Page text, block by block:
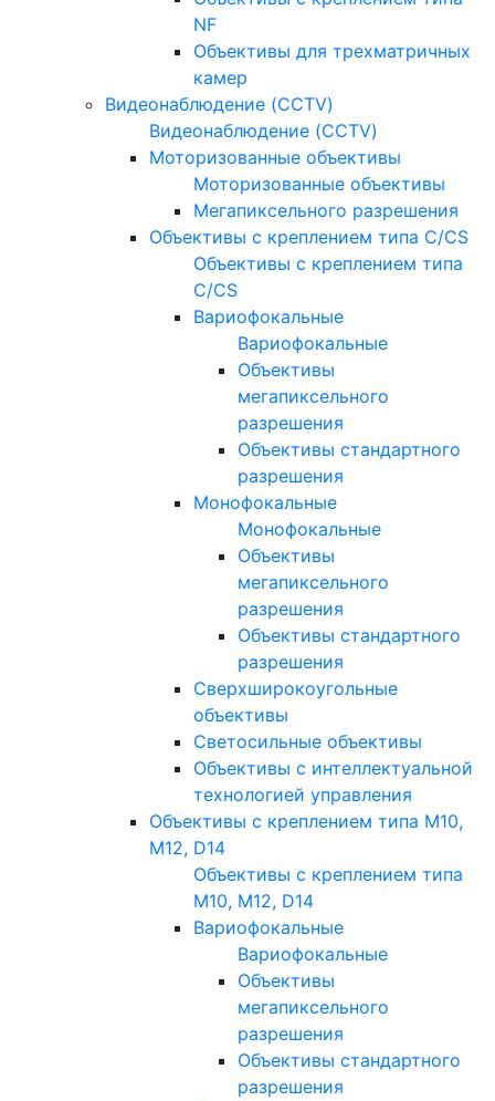
NF
Объективы для трехматричных
камер
Видеонаблюдение (CCTV)
Видеонаблюдение (CCTV)
Моторизованные объективы
Моторизованные объективы
Мегапиксельного разрешения
Объективы с креплением типа C/CS
Объективы с креплением типа
C/CS
Вариофокальные
Вариофокальные
Объективы
мегапиксельного
разрешения
Объективы стандартного
разрешения
Монофокальные
Монофокальные
Объективы
мегапиксельного
разрешения
Объективы стандартного
разрешения
Сверхширокоугольные
объективы
Светосильные объективы
Объективы с интеллектуальной
технологией управления
Объективы с креплением типа M10,
M12, D14
Объективы с креплением типа
M10, M12, D14
Вариофокальные
Вариофокальные
Объективы
мегапиксельного
разрешения
Объективы стандартного
разрешения